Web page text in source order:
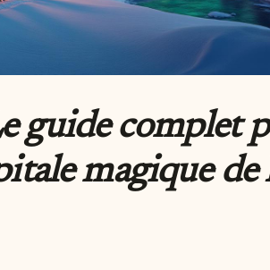
guide complet
magique de